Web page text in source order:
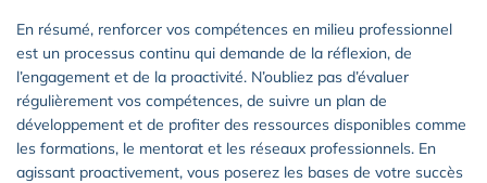
En résumé, renforcer vos compétences en milieu professionnel
est un processus continu qui demande de la réflexion, de
l’engagement et de la proactivité. N’oubliez pas d’évaluer
régulièrement vos compétences, de suivre un plan de
développement et de profiter des ressources disponibles comme
les formations, le mentorat et les réseaux professionnels. En
agissant proactivement, vous poserez les bases de votre succès